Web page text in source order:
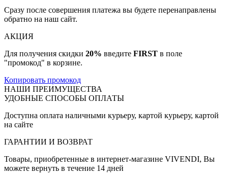
Сразу после совершения платежа вы будете перенаправлены
обратно на наш сайт.
АКЦИЯ
Для получения скидки 20% введите FIRST в поле
"промокод" в корзине.
Копировать промокод
НАШИ ПРЕИМУЩЕСТВА
УДОБНЫЕ СПОСОБЫ ОПЛАТЫ
Доступна оплата наличными курьеру, картой курьеру, картой
на сайте
ГАРАНТИИ И ВОЗВРАТ
Товары, приобретенные в интернет-магазине VIVENDI, Вы
можете вернуть в течение 14 дней